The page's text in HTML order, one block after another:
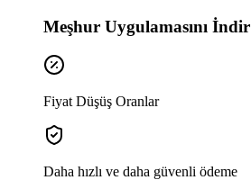
Meşhur Uygulamasını İndir
Fiyat Düşüş Oranlar
Daha hızlı ve daha güvenli ödeme